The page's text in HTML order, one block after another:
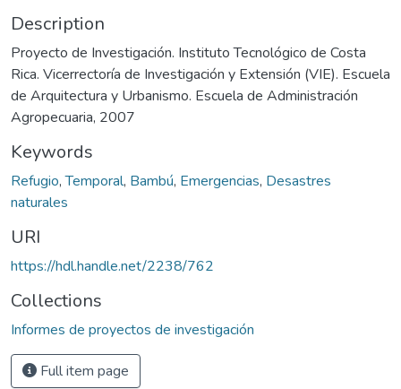
Description
Proyecto de Investigación. Instituto Tecnológico de Costa
Rica. Vicerrectoría de Investigación y Extensión (VIE). Escuela
de Arquitectura y Urbanismo. Escuela de Administración
Agropecuaria, 2007
Keywords
Refugio,Temporal, Bambú, Emergencias, Desastres
naturales
URI
https://hdl.handle.net/2238/762
Collections
Informes de proyectos de investigación
Full item page